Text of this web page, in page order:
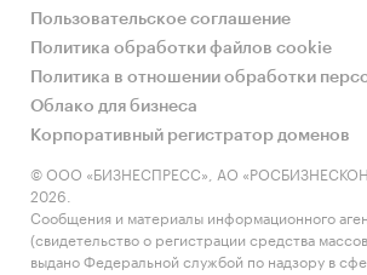
Пользовательское соглашение
Политика обработки файлов cookie
Политика в отношении обработки
Облако для бизнеса
Корпоративный регистратор доменов
© ООО «БИЗНЕСПРЕСС», АО
2026.
Сообщения и материалы информационного
(свидетельство о регистрации средства
выдано Федеральной службой по надзору в